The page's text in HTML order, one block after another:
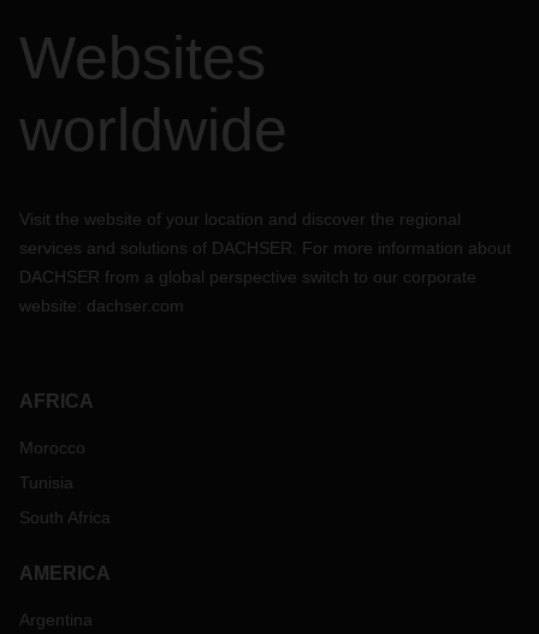
Websites
worldwide
Visit the website of your location and discover the regional
services and solutions of DACHSER. For more information about
DACHSER from a global perspective switch to our corporate
website: dachser.com
AFRICA
Morocco
Tunisia
South Africa
AMERICA
Argentina